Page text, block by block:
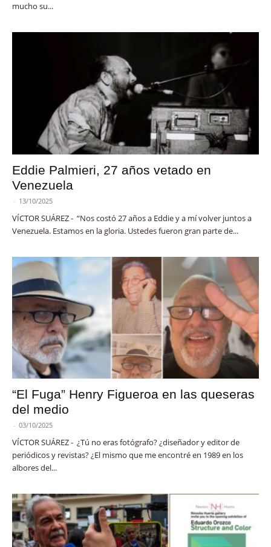
mucho su...
Eddie Palmieri, 27 años vetado en
Venezuela
- 13/10/2025
VÍCTOR SUÁREZ - “Nos costó 27 años a Eddie y a mí volver juntos a
Venezuela. Estamos en la gloria. Ustedes fueron gran parte de...
“El Fuga” Henry Figueroa en las queseras
del medio
- 03/10/2025
VÍCTOR SUÁREZ - ¿Tú no eras fotógrafo? ¿diseñador y editor de
periódicos y revistas? ¿El mismo que me encontré en 1989 en los
albores del...